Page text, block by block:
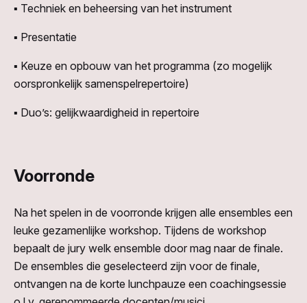
▪ Techniek en beheersing van het instrument
▪ Presentatie
▪ Keuze en opbouw van het programma (zo mogelijk
oorspronkelijk samenspelrepertoire)
▪ Duo’s: gelijkwaardigheid in repertoire
Voorronde
Na het spelen in de voorronde krijgen alle ensembles een
leuke gezamenlijke workshop. Tijdens de workshop
bepaalt de jury welk ensemble door mag naar de finale.
De ensembles die geselecteerd zijn voor de finale,
ontvangen na de korte lunchpauze een coachingsessie